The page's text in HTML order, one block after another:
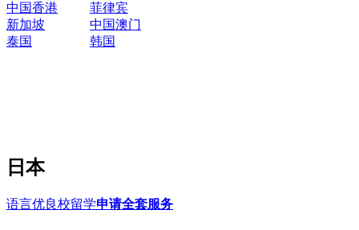
中国香港
菲律宾
新加坡
中国澳门
泰国
韩国
日本
语言优良校留学申请全套服务